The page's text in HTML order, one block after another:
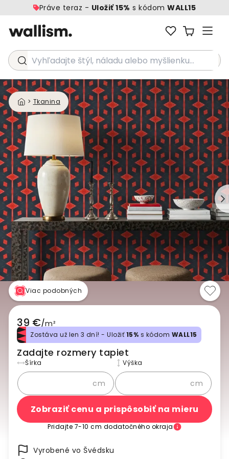
Práve teraz - Uložiť 15% s kódomWALL15
Vyhľadajte štýl, náladu alebo myšlienku...
> Tkanina
Viac podobných
39 €/m²
Zostáva už len 3 dní! - Uložiť15% s kódom WALL15
Zadajte rozmery tapiet
Šírka
cm
Výška
cm
Zobraziť cenu a prispôsobiť na mieru
Pridajte 7-10 cm dodatočného okraja
Vyrobené vo Švédsku